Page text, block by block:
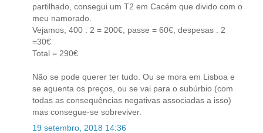
partilhado, consegui um T2 em Cacém que divido com o
meu namorado.
Vejamos, 400 : 2 = 200€, passe = 60€, despesas : 2
=30€
Total = 290€
Não se pode querer ter tudo. Ou se mora em Lisboa e
se aguenta os preços, ou se vai para o subúrbio (com
todas as consequências negativas associadas a isso)
mas consegue-se sobreviver.
19 setembro, 2018 14:36